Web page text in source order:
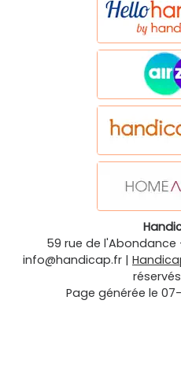
59 rue de l'Abondance
info@handicap.fr |
Page générée le